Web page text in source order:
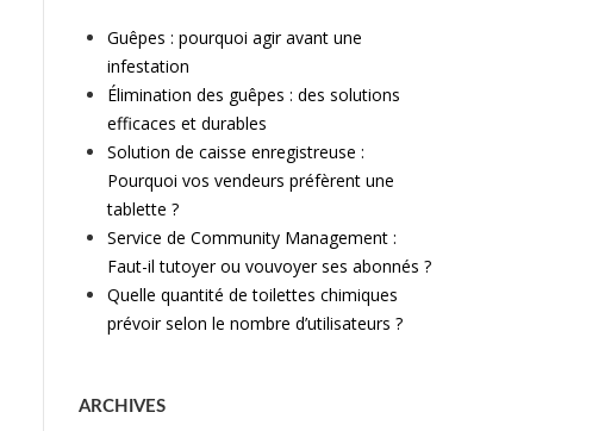
Guêpes : pourquoi agir avant une
infestation
Élimination des guêpes : des solutions
efficaces et durables
Solution de caisse enregistreuse :
Pourquoi vos vendeurs préfèrent une
tablette ?
Service de Community Management :
Faut-il tutoyer ou vouvoyer ses abonnés ?
Quelle quantité de toilettes chimiques
prévoir selon le nombre d’utilisateurs ?
ARCHIVES